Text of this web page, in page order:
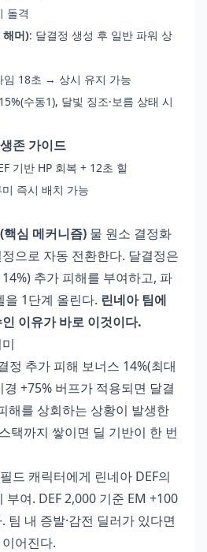
돌격
해머): 달결정 생성 후 일반 파워 상
임 18초 → 상시 유지 가능
수동1), 달빛 징조·보름 상태 시
존 가이드
기반 HP 회복 + 12초 힐
즉시 배치 가능
심 메커니즘) 물 원소 결정화
으로 자동 전환한다. 달결정은
추가 피해를 부여하고, 파
을 1단계 올린다. 린네아 팀에
이유가 바로 이것이다.
정 추가 피해 보너스 14%(최대
+75% 버프가 적용되면 달결
해를 상회하는 상황이 발생한
택까지 쌓이면 딜 기반이 한 번
드 캐릭터에게 린네아 DEF의
부여. DEF 2,000 기준 EM +100
팀 내 증발·감전 딜러가 있다면
어진다.